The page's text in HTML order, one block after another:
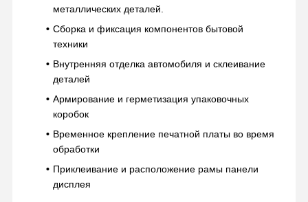
Главная
Страница
Продукция VR - Шоу О Компании
металлических деталей.
Сборка и фиксация компонентов бытовой
техники
Внутренняя отделка автомобиля и склеивание
деталей
Армирование и герметизация упаковочных
коробок
Временное крепление печатной платы во время
обработки
Приклеивание и расположение рамы панели
дисплея